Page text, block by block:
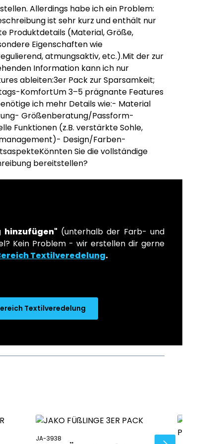
Allerdings habe ich ein Problem:
ist sehr kurz und enthält nur
Produktdetails (Material, Größe,
Eigenschaften wie
atmungsaktiv, etc.).Mit der zur
Information kann ich nur
ableiten:3er Pack zur Sparsamkeit;
KomfortUm 3–5 prägnante Features
ich mehr Details wie:- Material
Größenberatung/Passform-
Funktionen (z.B. verstärkte Sohle,
Design/Farben-
Sie die vollständige
bereitstellen?
hinzufügen"(unterhalb der Farb- und
Kein Problem - wir erstellen dir gerne
Textilveredelung.
Textilveredelung
JA-3938